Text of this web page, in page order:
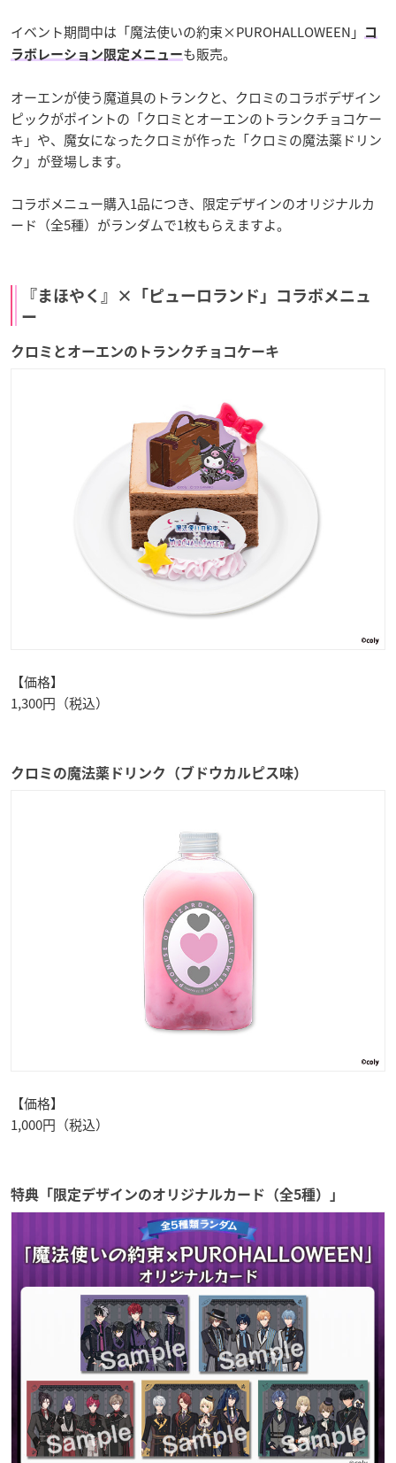
イベント期間中は「魔法使いの約束×PUROHALLOWEEN」
コ
ラボレーション限定メニューも販売。
オーエンが使う魔道具のトランクと、クロミのコラボデザイン
ピックがポイントの「クロミとオーエンのトランクチョコケー
キ」や、魔女になったクロミが作った「クロミの魔法薬ドリン
ク」が登場します。
コラボメニュー購入1品につき、限定デザインのオリジナルカ
ード（全5種）がランダムで1枚もらえますよ。
『まほやく』×「ピューロランド」コラボメニュ
ー
クロミとオーエンのトランクチョコケーキ
【価格】
1,300円（税込）
クロミの魔法薬ドリンク（ブドウカルピス味）
【価格】
1,000円（税込）
特典「限定デザインのオリジナルカード（全5種）」